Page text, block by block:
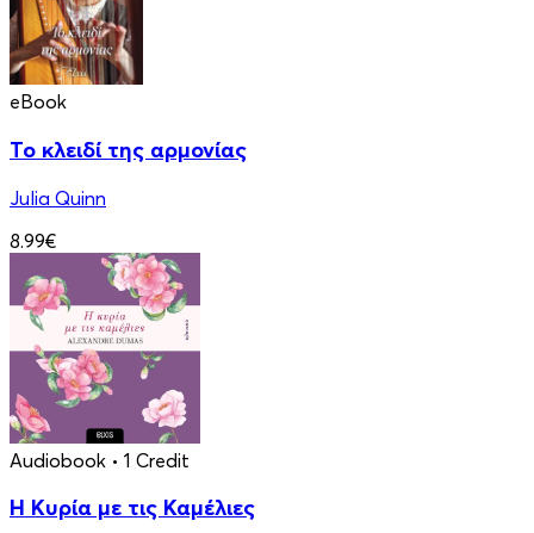
eBook
Το κλειδί της αρμονίας
Julia Quinn
8.99€
Audiobook • 1 Credit
Η Κυρία με τις Καμέλιες